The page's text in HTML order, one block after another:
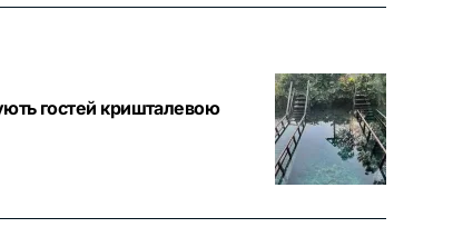
гостей кришталевою